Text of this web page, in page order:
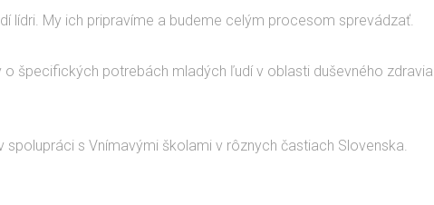
lídri. My ich pripravíme a budeme celým procesom sprevádzať.
špecifických potrebách mladých ľudí v oblasti duševného
s Vnímavými školami v rôznych častiach Slovenska.